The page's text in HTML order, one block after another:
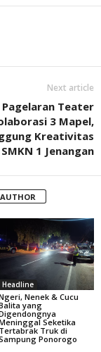
Next article
Pagelaran Teater
3 Mapel,
Kreativitas
1 Jenangan
Headline
Nenek & Cucu
yang
Seketika
Tertabrak Truk di
Ponorogo